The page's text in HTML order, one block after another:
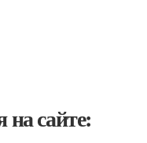
на сайте: